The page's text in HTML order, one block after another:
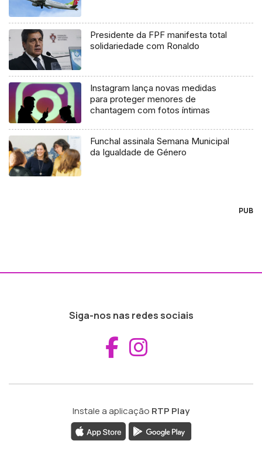
Presidente da FPF manifesta total
solidariedade com Ronaldo
Instagram lança novas medidas
para proteger menores de
chantagem com fotos íntimas
Funchal assinala Semana Municipal
da Igualdade de Género
PUB
Siga-nos nas redes sociais
Aceder ao
Instale a aplicação RTP Play